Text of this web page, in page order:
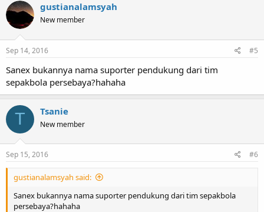
gustianalamsyah
New member
Sep 14, 2016 #5
Sanex bukannya nama suporter pendukung dari tim
sepakbola persebaya?hahaha
T Tsanie
New member
Sep 15, 2016 #6
gustianalamsyah said:
Sanex bukannya nama suporter pendukung dari tim sepakbola
persebaya?hahaha